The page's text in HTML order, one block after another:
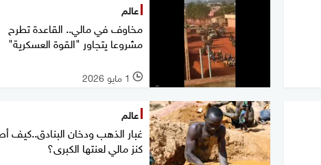
عالم
مخاوف في مالي.. القاعدة تطرح
مشروعا يتجاور "القوة العسكرية"
l 1 مايو 2026
عالم
غبار الذهب ودخان البنادق..كيف
كنز مالي لعنتها الكبرى؟